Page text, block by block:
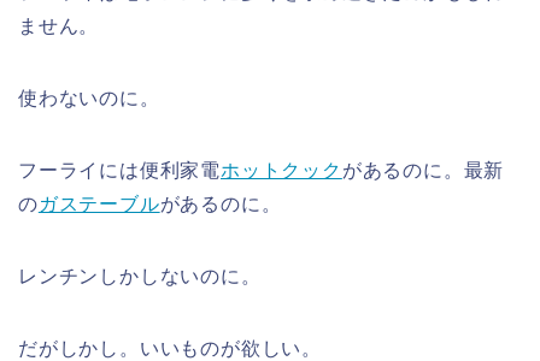
ません。
使わないのに。
フーライには便利家電ホットクック があるのに。最新
のガステーブルがあるのに。
レンチンしかしないのに。
だがしかし。いいものが欲しい。